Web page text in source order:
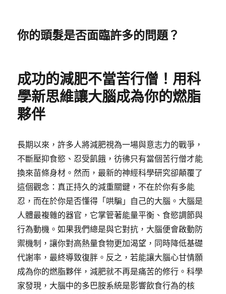
你的頭髮是否面臨許多的問題？
成功的減肥不當苦行僧！用科
學新思維讓大腦成為你的燃脂
夥伴
長期以來，許多人將減肥視為一場與意志力的戰爭，
不斷壓抑食慾、忍受飢餓，彷彿只有當個苦行僧才能
換來苗條身材。然而，最新的神經科學研究卻顛覆了
這個觀念：真正持久的減重關鍵，不在於你有多能
忍，而在於你是否懂得「哄騙」自己的大腦。大腦是
人體最複雜的器官，它掌管著能量平衡、食慾調節與
行為動機。如果我們總是與它對抗，大腦便會啟動防
禦機制，讓你對高熱量食物更加渴望，同時降低基礎
代謝率，最終導致復胖。反之，若能讓大腦心甘情願
成為你的燃脂夥伴，減肥就不再是痛苦的修行。科學
家發現，大腦中的多巴胺系統是影響飲食行為的核